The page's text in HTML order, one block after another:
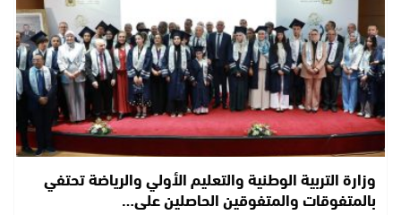
وزارة التربية الوطنية والتعليم الأولي والرياضة تحتفي
بالمتفوقات والمتفوقين الحاصلين على…